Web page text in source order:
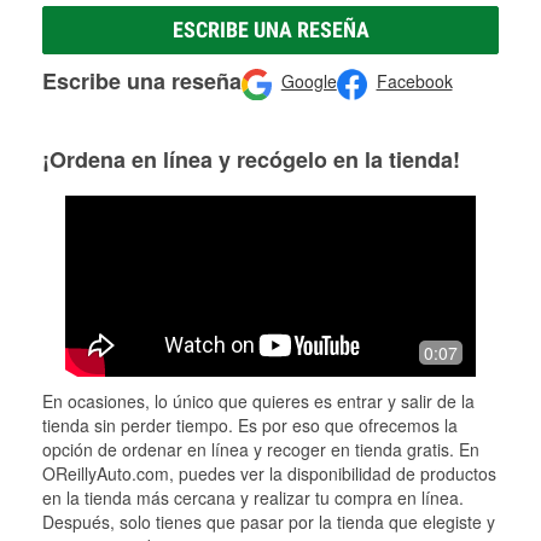
ESCRIBE UNA RESEÑA
Escribe una reseña Google Facebook
¡Ordena en línea y recógelo en la tienda!
0:07
En ocasiones, lo único que quieres es entrar y salir de la
tienda sin perder tiempo. Es por eso que ofrecemos la
opción de ordenar en línea y recoger en tienda gratis. En
OReillyAuto.com, puedes ver la disponibilidad de productos
en la tienda más cercana y realizar tu compra en línea.
Después, solo tienes que pasar por la tienda que elegiste y